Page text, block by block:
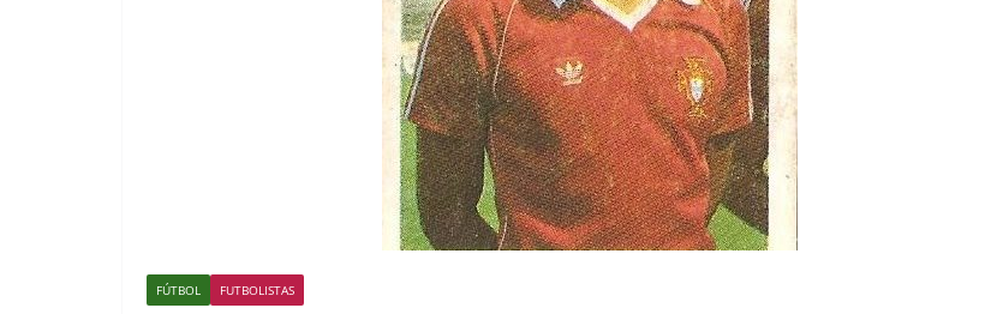
FÚTBOL FUTBOLISTAS